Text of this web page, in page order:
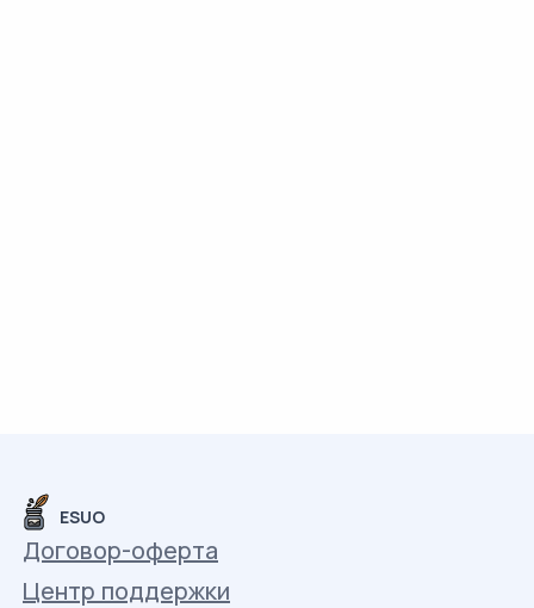
ESUO
Договор-оферта
Центр поддержки